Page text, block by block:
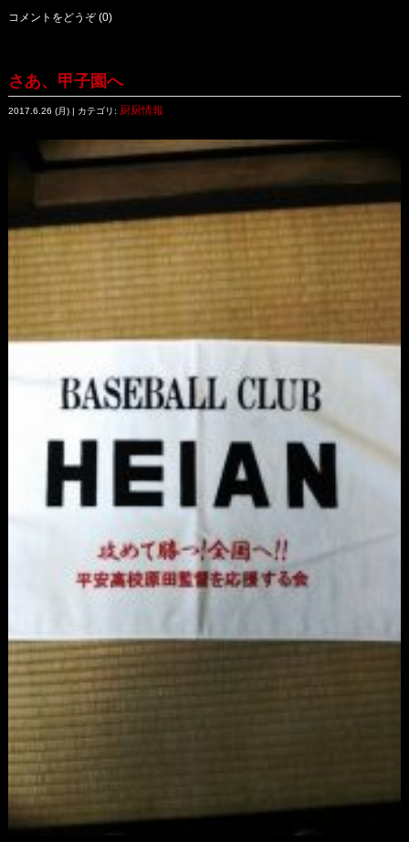
コメントをどうぞ (0)
さあ、甲子園へ
2017.6.26 (月) | カテゴリ: 厨厨情報